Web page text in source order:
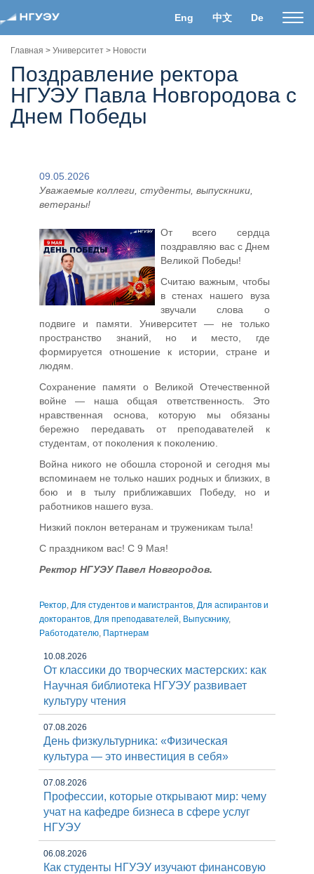
Eng 中文 De
Главная > Университет > Новости
Поздравление ректора
НГУЭУ Павла Новгородова с
Днем Победы
09.05.2026
Уважаемые коллеги, студенты, выпускники,
ветераны!
От всего сердца
поздравляю вас с Днем
Великой Победы!
Считаю важным, чтобы
в стенах нашего вуза
звучали слова о
подвиге и памяти. Университет — не только
пространство знаний, но и место, где
формируется отношение к истории, стране и
людям.
Сохранение памяти о Великой Отечественной
войне — наша общая ответственность. Это
нравственная основа, которую мы обязаны
бережно передавать от преподавателей к
студентам, от поколения к поколению.
Война никого не обошла стороной и сегодня мы
вспоминаем не только наших родных и близких, в
бою и в тылу приближавших Победу, но и
работников нашего вуза.
Низкий поклон ветеранам и труженикам тыла!
С праздником вас! С 9 Мая!
Ректор НГУЭУ Павел Новгородов.
Ректор, Для студентов и магистрантов, Для аспирантов и
докторантов, Для преподавателей, Выпускнику,
Работодателю, Партнерам
10.08.2026
От классики до творческих мастерских: как
Научная библиотека НГУЭУ развивает
культуру чтения
07.08.2026
День физкультурника: «Физическая
культура — это инвестиция в себя»
07.08.2026
Профессии, которые открывают мир: чему
учат на кафедре бизнеса в сфере услуг
НГУЭУ
06.08.2026
Как студенты НГУЭУ изучают финансовую